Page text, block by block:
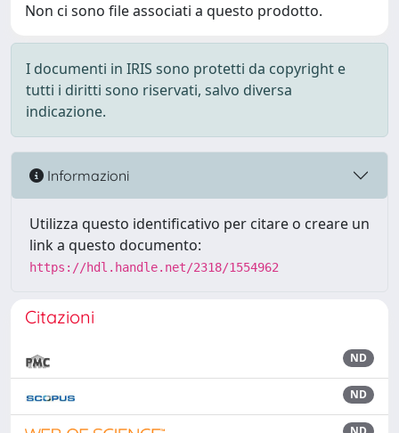
Non ci sono file associati a questo prodotto.
I documenti in IRIS sono protetti da copyright e
tutti i diritti sono riservati, salvo diversa
indicazione.
Informazioni
Utilizza questo identificativo per citare o creare un
link a questo documento:
https://hdl.handle.net/2318/1554962
Citazioni
ND
ND